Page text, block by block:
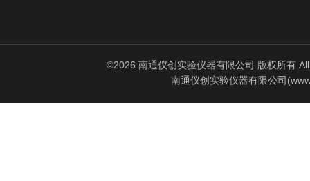
©2026 南通仪创实验仪器有限公司 版权所有
南通仪创实验仪器有限公司